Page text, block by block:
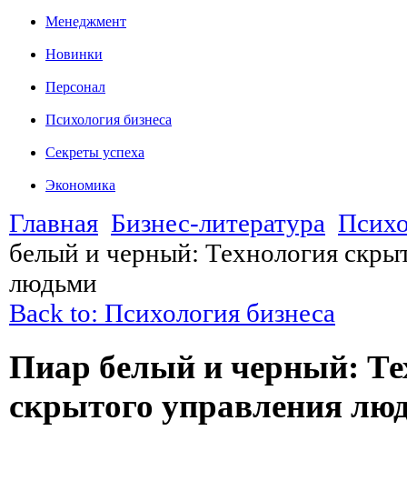
Менеджмент
Новинки
Персонал
Психология бизнеса
Секреты успеха
Экономика
Главная Бизнес-литература
белый и черный: Технология
людьми
Back to: Психология бизнеса
Пиар белый и черный:
скрытого управления